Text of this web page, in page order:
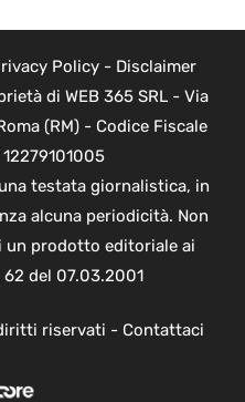
Policy- Disclaimer
di WEB 365 SRL - Via
(RM) - Codice Fiscale
testata giornalistica, in
alcuna periodicità. Non
un prodotto editoriale ai
del 07.03.2001
riservati - Contattaci